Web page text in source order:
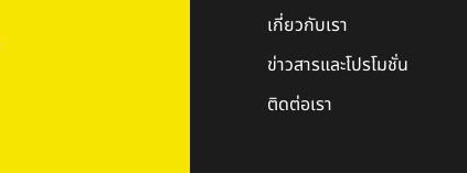
เกี่ยวกับเรา
ข่าวสารและโปรโมชั่น
ติดต่อเรา